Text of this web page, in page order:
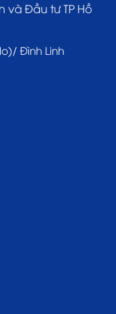
và Đầu tư TP Hồ
Đình Linh